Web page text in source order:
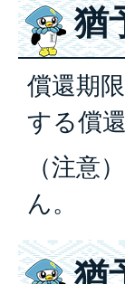
猶
償還期
する償
（注意
ん。
猶